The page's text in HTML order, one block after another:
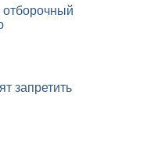
запретить